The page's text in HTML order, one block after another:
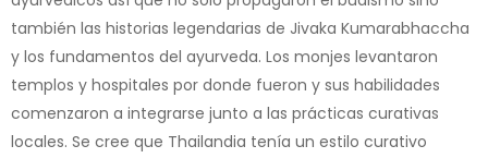
también las historias legendarias de Jivaka Kumarabhaccha
y los fundamentos del ayurveda. Los monjes levantaron
templos y hospitales por donde fueron y sus habilidades
comenzaron a integrarse junto a las prácticas curativas
locales. Se cree que Thailandia tenía un estilo curativo